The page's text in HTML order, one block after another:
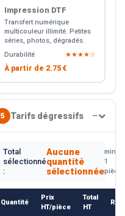
Impression DTF
Transfert numérique
multicouleur illimité. Petites
séries, photos, dégradés.
Durabilité
★★★★☆
À partir de 2.75 €
5 Tarifs dégressifs —
Total
sélectionné
:
Aucune
quantité
sélectionnée
min.
1
pièce
Quantité
Prix
HT/pièce
Total
HT